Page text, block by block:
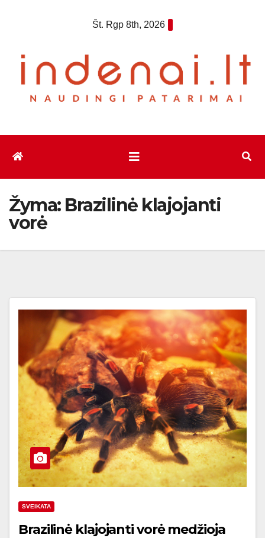
Št. Rgp 8th, 2026
Žyma: Brazilinė klajojanti
vorė
SVEIKATA
Brazilinė klajojanti vorė medžioja